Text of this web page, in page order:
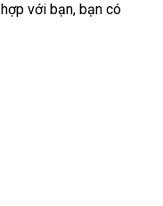
với bạn, bạn có